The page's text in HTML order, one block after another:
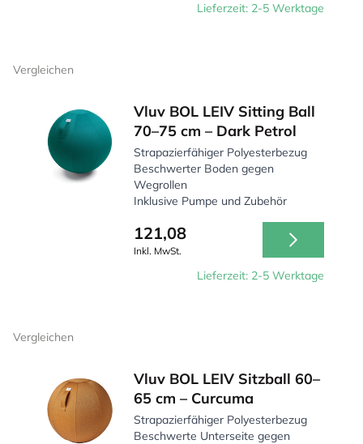
Lieferzeit: 2-5 Werktage
Vergleichen
Vluv BOL LEIV Sitting Ball
70–75 cm – Dark Petrol
Strapazierfähiger Polyesterbezug
Beschwerter Boden gegen
Wegrollen
Inklusive Pumpe und Zubehör
121,08
Inkl. MwSt.
Lieferzeit: 2-5 Werktage
Vergleichen
Vluv BOL LEIV Sitzball 60–
65 cm – Curcuma
Strapazierfähiger Polyesterbezug
Beschwerte Unterseite gegen